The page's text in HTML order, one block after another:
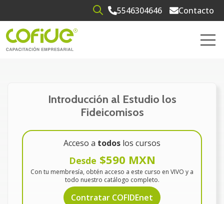
Open search5546304646 Contacto
Introducción al Estudio los
Fideicomisos
Acceso a todos los cursos
Desde $590 MXN
Con tu membresía, obtén acceso a este curso en VIVO y a
todo nuestro catálogo completo.
Contratar COFIDEnet